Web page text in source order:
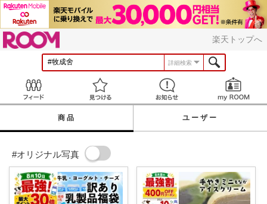
楽天トップへ
詳細検索
見つける お知らせ
商品 ユーザー
#オリジナル写真